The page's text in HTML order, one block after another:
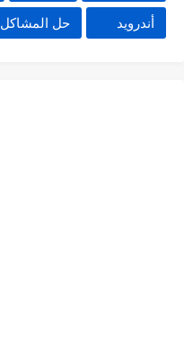
أندرويد حل المشاكل